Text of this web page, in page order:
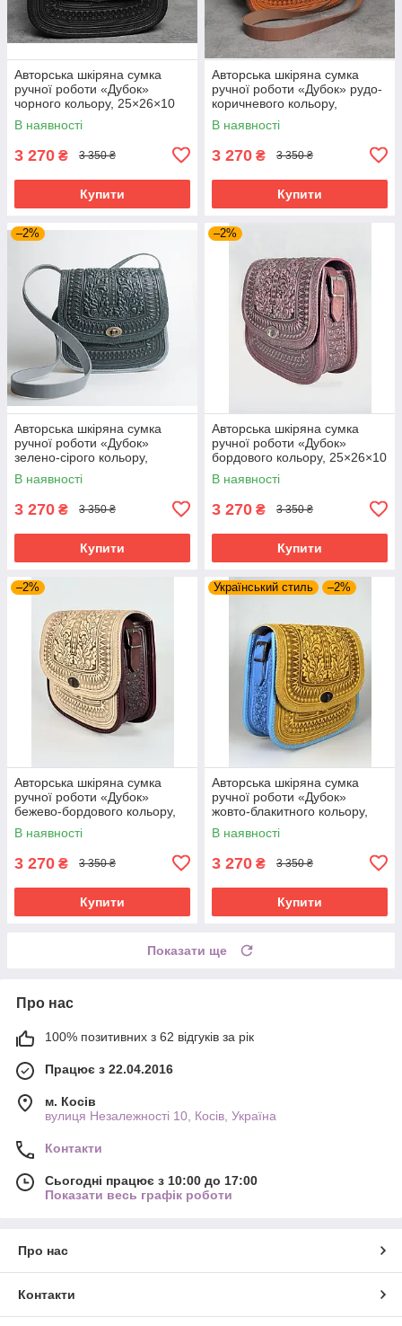
Авторська шкіряна сумка
ручної роботи «Дубок»
чорного кольору, 25×26×10
см
В наявності
3 270 ₴ 3 350 ₴
Купити
Авторська шкіряна сумка
ручної роботи «Дубок» рудо-
коричневого кольору,
25×26×10 см
В наявності
3 270 ₴ 3 350 ₴
Купити
–2%
Авторська шкіряна сумка
ручної роботи «Дубок»
зелено-сірого кольору,
25×26×10 см
В наявності
3 270 ₴ 3 350 ₴
Купити
–2%
Авторська шкіряна сумка
ручної роботи «Дубок»
бордового кольору, 25×26×10
см
В наявності
3 270 ₴ 3 350 ₴
Купити
–2%
Авторська шкіряна сумка
ручної роботи «Дубок»
бежево-бордового кольору,
25×26×10 см
В наявності
3 270 ₴ 3 350 ₴
Купити
Український стиль –2%
Авторська шкіряна сумка
ручної роботи «Дубок»
жовто-блакитного кольору,
25×26×10 см
В наявності
3 270 ₴ 3 350 ₴
Купити
Показати ще
Про нас
100% позитивних з 62 відгуків за рік
Працює з 22.04.2016
м. Косів
вулиця Незалежності 10, Косів, Україна
Контакти
Сьогодні працює з 10:00 до 17:00
Показати весь графік роботи
Про нас
Контакти